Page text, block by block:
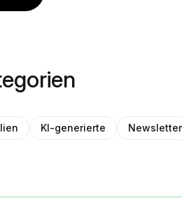
KI-generierte Newsletter